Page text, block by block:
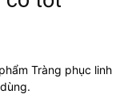
Tràng phục linh